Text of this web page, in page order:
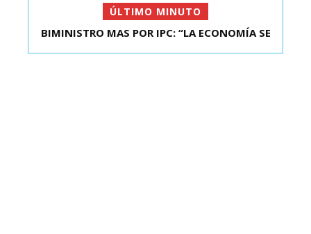
ÚLTIMO MINUTO
KAST SE REUNIÓ CON EL PRESIDENTE ELECTO DE
BIMINISTRO MAS POR IPC: “LA ECONOMÍA SE